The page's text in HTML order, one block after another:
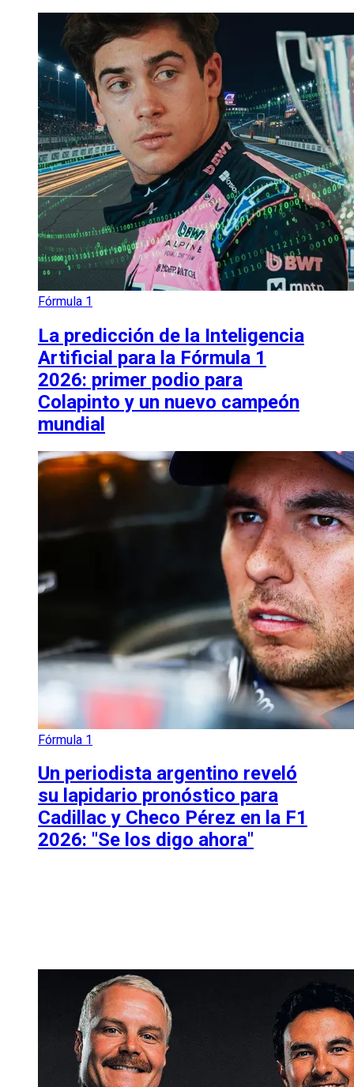
Fórmula 1
La predicción de la Inteligencia
Artificial para la Fórmula 1
2026: primer podio para
Colapinto y un nuevo campeón
mundial
Fórmula 1
Un periodista argentino reveló
su lapidario pronóstico para
Cadillac y Checo Pérez en la F1
2026: "Se los digo ahora"